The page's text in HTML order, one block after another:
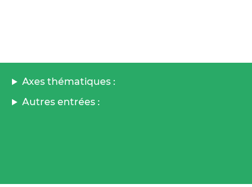
Axes thématiques :
Autres entrées :